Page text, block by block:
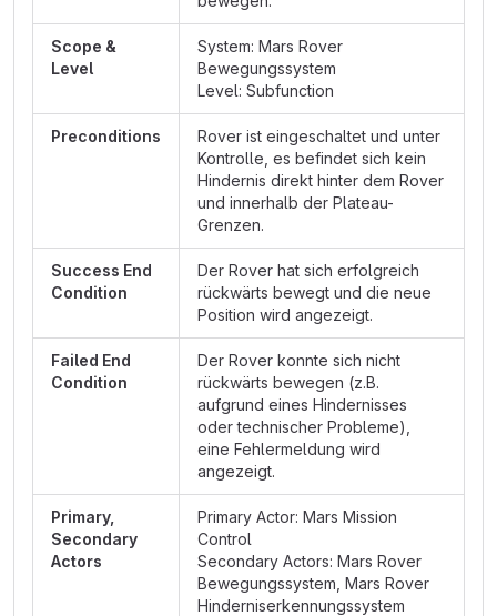
Scope &
Level
System: Mars Rover
Bewegungssystem
Level: Subfunction
Preconditions
Rover ist eingeschaltet und unter
Kontrolle, es befindet sich kein
Hindernis direkt hinter dem Rover
und innerhalb der Plateau-
Grenzen.
Success End
Condition
Der Rover hat sich erfolgreich
rückwärts bewegt und die neue
Position wird angezeigt.
Failed End
Condition
Der Rover konnte sich nicht
rückwärts bewegen (z.B.
aufgrund eines Hindernisses
oder technischer Probleme),
eine Fehlermeldung wird
angezeigt.
Primary,
Secondary
Actors
Primary Actor: Mars Mission
Control
Secondary Actors: Mars Rover
Bewegungssystem, Mars Rover
Hinderniserkennungssystem